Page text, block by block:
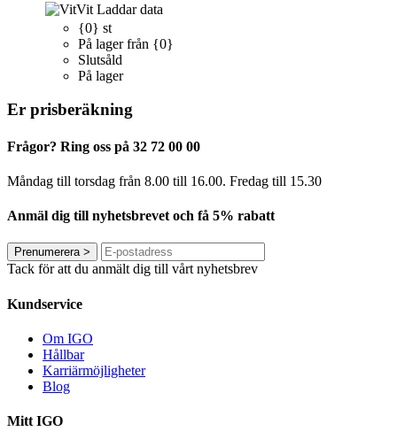
Vit Laddar data
{0} st
På lager från {0}
Slutsåld
På lager
Er prisberäkning
Frågor? Ring oss på 32 72 00 00
Måndag till torsdag från 8.00 till 16.00. Fredag ​​till 15.30
Anmäl dig till nyhetsbrevet och få 5% rabatt
Prenumerera>
Tack för att du anmält dig till vårt nyhetsbrev
Kundservice
Om IGO
Hållbar
Karriärmöjligheter
Blog
Mitt IGO